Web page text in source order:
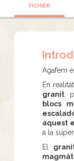
FICHIER
Agafem
En
granit ,
blocs
aquest
a la
El